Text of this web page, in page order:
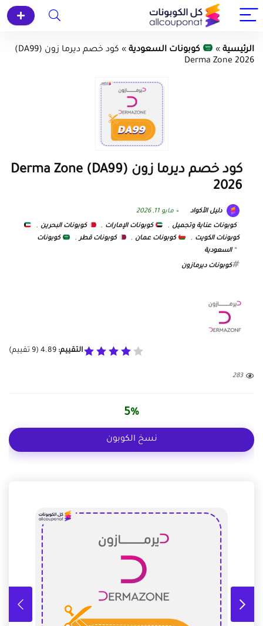
الرئيسية » كوبونات السعودية »
كود خصم ديرما زون (DA99)
Derma Zone 2026
كود خصم ديرما زون (DA99) Derma Zone
2026
دليل الأكواد مايو 11, 2026
كوبونات عناية وتجميل , كوبونات الإمارات , كوبونات البحرين ,
كوبونات الكويت , كوبونات عمان , كوبونات قطر ,
كوبونات
السعودية
كوبونات ديرمازون
التقييم: 4.89
(
9 تقييم)
283
5%
نسخ الكوبون